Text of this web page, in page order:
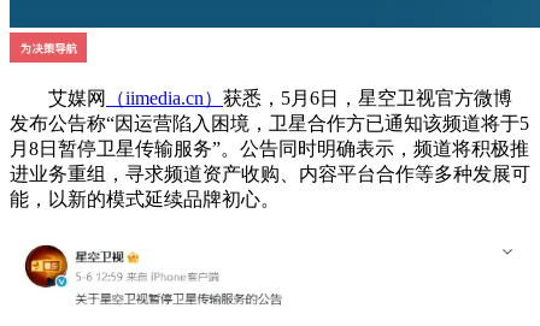
艾媒网 （iimedia.cn） 获悉，5月6日，星空卫视官方微博
发布公告称“因运营陷入困境，卫星合作方已通知该频道将于5
月8日暂停卫星传输服务”。公告同时明确表示，频道将积极推
进业务重组，寻求频道资产收购、内容平台合作等多种发展可
能，以新的模式延续品牌初心。